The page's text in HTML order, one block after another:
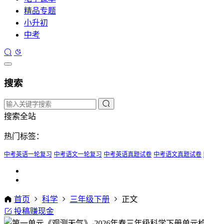
精品专题
小升初
中考
搜索
搜索全站
热门标签：
中考英语一轮复习 中考语文一轮复习 中考英语真题试卷 中考语文真题试卷
首页 科学 三年级下册
正文
投稿赚现金